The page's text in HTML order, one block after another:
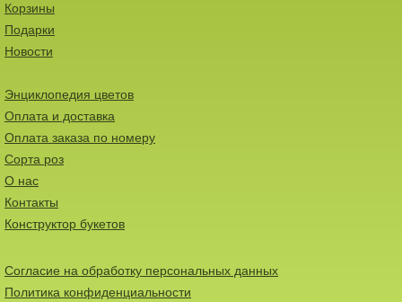
Корзины
Подарки
Новости
Энциклопедия цветов
Оплата и доставка
Оплата заказа по номеру
Сорта роз
О нас
Контакты
Конструктор букетов
Согласие на обработку персональных данных
Политика конфиденциальности